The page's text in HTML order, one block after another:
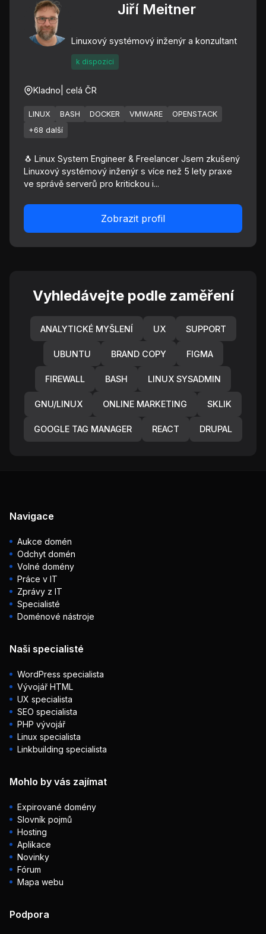
Jiří Meitner
Linuxový systémový inženýr a konzultant
k dispozici
Kladno | celá ČR
LINUX BASH DOCKER VMWARE
OPENSTACK
+68 další
🐧 Linux System Engineer & Freelancer Jsem zkušený
Linuxový systémový inženýr s více než 5 lety praxe
ve správě serverů pro kritickou i...
Zobrazit profil
Vyhledávejte podle zaměření
ANALYTICKÉ MYŠLENÍ UX SUPPORT
UBUNTU BRAND COPY FIGMA
FIREWALL BASH LINUX SYSADMIN
GNU/LINUX ONLINE MARKETING SKLIK
GOOGLE TAG MANAGER REACT DRUPAL
Navigace
Aukce domén
Odchyt domén
Volné domény
Práce v IT
Zprávy z IT
Specialisté
Doménové nástroje
Naši specialisté
WordPress specialista
Vývojář HTML
UX specialista
SEO specialista
PHP vývojář
Linux specialista
Linkbuilding specialista
Mohlo by vás zajímat
Expirované domény
Slovník pojmů
Hosting
Aplikace
Novinky
Fórum
Mapa webu
Podpora